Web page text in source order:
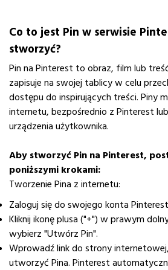
Co to jest Pin w serwisie
stworzyć?
Pin na Pinterest to obraz, film lub
zapisuje na swojej tablicy w celu
dostępu do inspirujących treści. Piny
internetu, bezpośrednio z Pinterest
urządzenia użytkownika.
Aby stworzyć Pin na Pinterest,
poniższymi krokami:
Tworzenie Pina z internetu:
Zaloguj się do swojego konta
Kliknij ikonę plusa ("+") w prawym
wybierz "Utwórz Pin".
Wprowadź link do strony
utworzyć Pina. Pinterest